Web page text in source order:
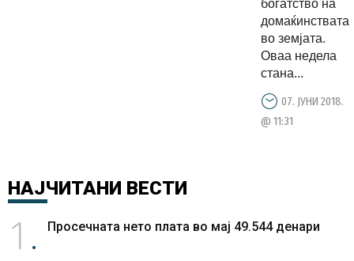
богатство на
домаќинствата
во земјата.
Оваа недела
стана...
07. ЈУНИ 2018.
@ 11:31
НАЈЧИТАНИ ВЕСТИ
1 Просечната нето плата во мај 49.544 денари